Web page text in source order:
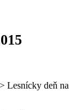
> Lesnícky deň na